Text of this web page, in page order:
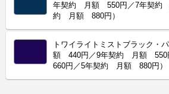
年契約 月額 550円／7年契約
約 月額 880円）
トワイライトミストブラック・
額 440円／9年契約 月額
660円／5年契約 月額 880円）